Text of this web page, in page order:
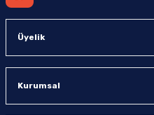
Üyelik
Kurumsal